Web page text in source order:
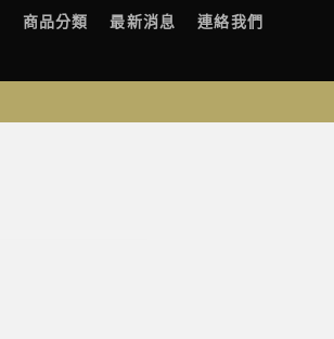
商品分類 最新消息 連絡我們